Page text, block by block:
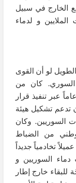
الخارج في سبيل
الملايين و لدماء
لو أن القوى
السوري. كان من
الممكن اختصار مأساة مستمرة منذ 14 عاماً عبر تنفيذ قرار
أن تدعم تشكيل هيئة
السوريين. وكان
من الضباط
تخادمياً جديداً
السوريين و
خارج إطار